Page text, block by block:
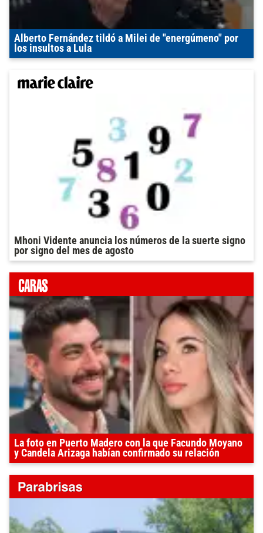
Alberto Fernández tildó a Milei de "energúmeno" por
los insultos a Lula
Mhoni Vidente anuncia los números de la suerte signo
por signo del mes de agosto
La foto en Puerto Madero con la que Facundo Moyano
y Candela Arizaga habían confirmado su relación